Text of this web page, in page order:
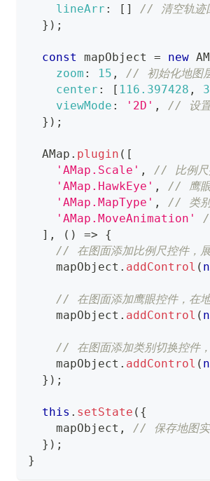
lineArr : [ ]
// 清空轨迹
} ) ;
const mapObject = new
zoom : 15 ,
// 初始化地图
center : [ 116.397428 ,
viewMode : '2D' ,
// 设置
} ) ;
AMap . plugin ( [
'AMap.Scale' ,
// 比例尺
'AMap.HawkEye' ,
// 鹰眼
'AMap.MapType' ,
// 类别
'AMap.MoveAnimation'
] , ( ) =>
{
// 在图面添加比例尺控件，
    mapObject
. addControl (
// 在图面添加鹰眼控件，在
    mapObject
. addControl (
// 在图面添加类别切换控件，
    mapObject
. addControl (
} ) ;
this . setState ( {
    mapObject
,
// 保存地图
} ) ;
}